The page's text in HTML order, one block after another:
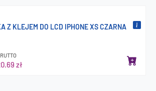
Z KLEJEM DO LCD IPHONE XS CZARNA
zł